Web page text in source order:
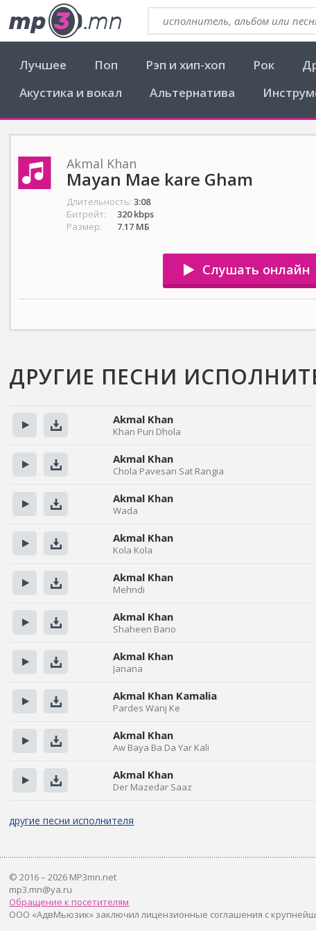
Лучшее Поп Рэп и хип-хоп Рок
Акустика и вокал
Альтернатива
Akmal Khan
Mayan Mae kare Gham
Длительность: 3:08
Битрейт:
320 kbps
Размер:
7.17 МБ
Слушать онлайн
ДРУГИЕ ПЕСНИ
Akmal Khan
Khan Puri Dhola
Akmal Khan
Chola Pavesan Sat Rangia
Akmal Khan
Wada
Akmal Khan
Kola Kola
Akmal Khan
Mehndi
Akmal Khan
Shaheen Bano
Akmal Khan
Janana
Akmal Khan Kamalia
Pardes Wanj Ke
Akmal Khan
Aw Baya Ba Da Yar Kali
Akmal Khan
Der Mazedar Saaz
другие песни исполнителя
© 2016 – 2026 MP3mn.net
mp3.mn@ya.ru
Обращение к посетителям
ООО «АдвМьюзик» заключил лицензионные соглашения с